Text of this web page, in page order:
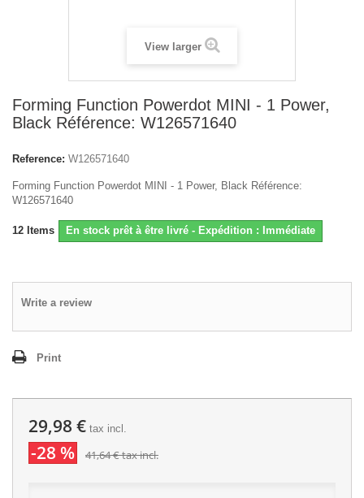
View larger
Forming Function Powerdot MINI - 1 Power,
Black Référence: W126571640
Reference: W126571640
Forming Function Powerdot MINI - 1 Power, Black Référence:
W126571640
12 Items En stock prêt à être livré - Expédition : Immédiate
Write a review
Print
29,98 € tax incl.
-28 % 41,64 €tax incl.